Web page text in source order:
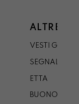
ALTRE
VESTI
SEGNALIBRO
ETTA
BUONO